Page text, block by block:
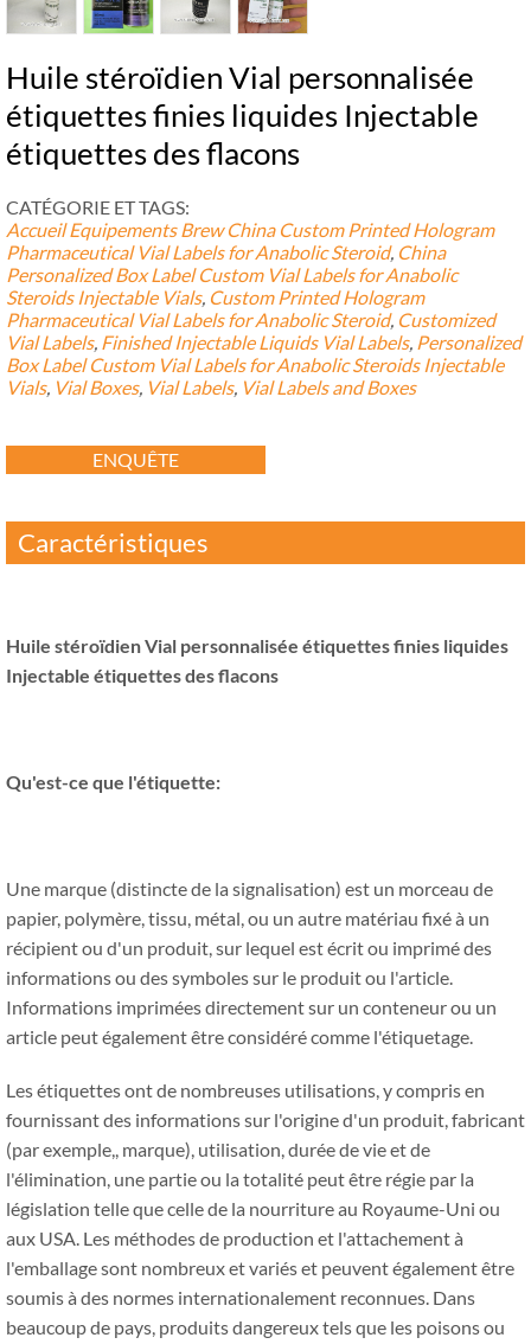
Huile stéroïdien Vial personnalisée
étiquettes finies liquides Injectable
étiquettes des flacons
CATÉGORIE ET ​​TAGS:
Accueil Equipements Brew China Custom Printed Hologram
Pharmaceutical Vial Labels for Anabolic Steroid, China
Personalized Box Label Custom Vial Labels for Anabolic
Steroids Injectable Vials, Custom Printed Hologram
Pharmaceutical Vial Labels for Anabolic Steroid, Customized
Vial Labels, Finished Injectable Liquids Vial Labels, Personalized
Box Label Custom Vial Labels for Anabolic Steroids Injectable
Vials, Vial Boxes, Vial Labels, Vial Labels and Boxes
ENQUÊTE
Caractéristiques
Huile stéroïdien Vial personnalisée étiquettes finies liquides
Injectable étiquettes des flacons
Qu'est-ce que l'étiquette:
Une marque (distincte de la signalisation) est un morceau de
papier, polymère, tissu, métal, ou un autre matériau fixé à un
récipient ou d'un produit, sur lequel est écrit ou imprimé des
informations ou des symboles sur le produit ou l'article.
Informations imprimées directement sur un conteneur ou un
article peut également être considéré comme l'étiquetage.
Les étiquettes ont de nombreuses utilisations, y compris en
fournissant des informations sur l'origine d'un produit, fabricant
(par exemple,, marque), utilisation, durée de vie et de
l'élimination, une partie ou la totalité peut être régie par la
législation telle que celle de la nourriture au Royaume-Uni ou
aux USA. Les méthodes de production et l'attachement à
l'emballage sont nombreux et variés et peuvent également être
soumis à des normes internationalement reconnues. Dans
beaucoup de pays, produits dangereux tels que les poisons ou